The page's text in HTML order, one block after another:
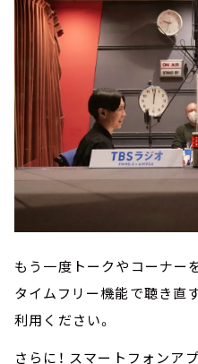
もう一度トークやコーナ
タイムフリー機能で聴き直
利用ください。
さらに！ スマートフォンア